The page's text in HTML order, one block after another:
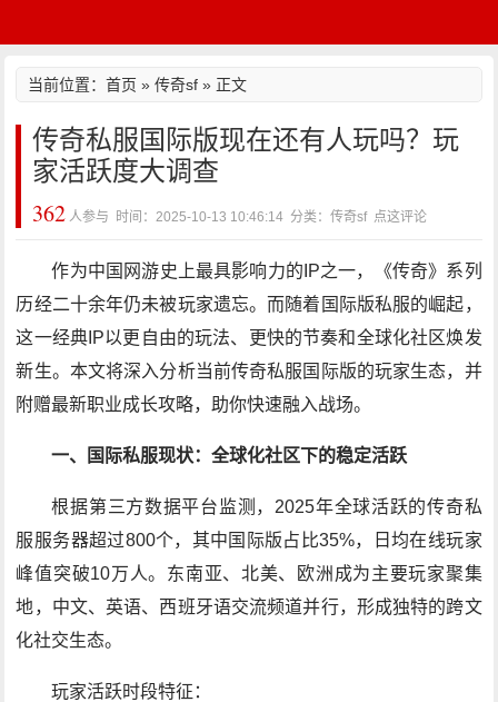
当前位置：首页 »传奇sf » 正文
传奇私服国际版现在还有人玩吗？玩
家活跃度大调查
362 人参与 时间：2025-10-13 10:46:14 分类：传奇sf 点这评论
作为中国网游史上最具影响力的IP之一，《传奇》系列
历经二十余年仍未被玩家遗忘。而随着国际版私服的崛起，
这一经典IP以更自由的玩法、更快的节奏和全球化社区焕发
新生。本文将深入分析当前传奇私服国际版的玩家生态，并
附赠最新职业成长攻略，助你快速融入战场。
一、国际私服现状：全球化社区下的稳定活跃
根据第三方数据平台监测，2025年全球活跃的传奇私
服服务器超过800个，其中国际版占比35%，日均在线玩家
峰值突破10万人。东南亚、北美、欧洲成为主要玩家聚集
地，中文、英语、西班牙语交流频道并行，形成独特的跨文
化社交生态。
玩家活跃时段特征：